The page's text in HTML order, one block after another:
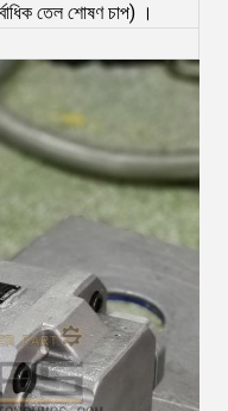
তেল শোষণ চাপ) ।